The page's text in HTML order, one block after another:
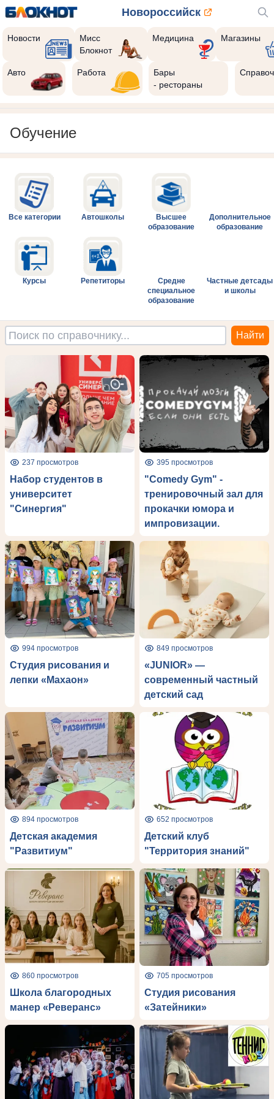
Новороссийск
Новости
Мисс
Блокнот
Медицина Магазины
Авто Работа
Бары
- рестораны
Обучение
Все категории Автошколы
Высшее
образование
Дополнительное
образование
Курсы Репетиторы
Средне
специальное
образование
Частные детсады
и школы
237 просмотров
Набор студентов в
университет
"Синергия"
395 просмотров
"Comedy Gym" -
тренировочный зал для
прокачки юмора и
импровизации.
994 просмотров
Студия рисования и
лепки «Махаон»
849 просмотров
«JUNIOR» —
современный частный
детский сад
894 просмотров
Детская академия
"Развитиум"
652 просмотров
Детский клуб
"Территория знаний"
860 просмотров
Школа благородных
манер «Реверанс»
705 просмотров
Студия рисования
«Затейники»